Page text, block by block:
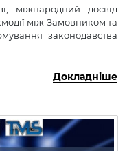
міжнародний досвід
між Замовником та
законодавства
Докладніше